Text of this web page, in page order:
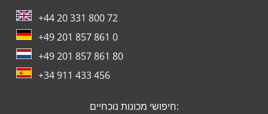
+44 20 331 800 72
+49 201 857 861 0
+49 201 857 861 80
+34 911 433 456
חיפושי מכונות נוכחיים: